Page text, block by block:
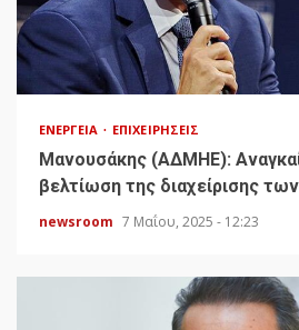
ΕΝΈΡΓΕΙΑ ΕΠΙΧΕΙΡΉΣΕΙΣ
Μανουσάκης (ΑΔΜΗΕ):
βελτίωση της διαχείρισης
newsroom 7 Μαΐου, 2025 - 12:23